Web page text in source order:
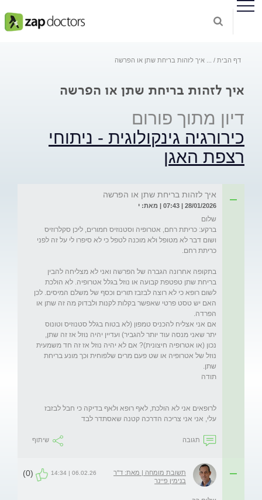
דף הבית איך לזהות בריחת שתן או הפרשה
איך לזהות בריחת שתן או הפרשה
דיון מתוך פורום
כירורגיה גינקולוגית - ניתוחי
רצפת האגן
איך לזהות בריחת שתן או הפרשה
28/01/2026 | 07:43 | מאת: י
ברקע: כריתת רחם, אטרופיה וסטנוזיס חמורים, ליכן סקלרוזיס
ושום דבר לא מטופל ולא מוכנה לטפל כי לא סיפרו לי על זה לפני
בתקופה אחרונה הגברה של הפרשה ואני לא מצליחה להבין
בריחת שתן טפטפת קבועה או נוזל בגלל אטרופיה. לא הולכת
לשום רופא כי לא רוצה לבזבז תורים וכסף של משלם המיסים. לכן
האם יש טסט פרטי שאפשר בקלות לקנות ולבדוק מה זה שתן או
אם אני אצליח להכניס טמפון (לא בטוח בגלל סטנוזיס וטונוס
יתר שאני מנסה עוד יותר להגביר) ועדיין יהיה נוזל אז זה שתן,
נכון (או אטרופיה חיצונית)? אם לא יהיה נוזל אז זה חד משמעית
נוזל של אטרופיה או שט פעם מרים שלפוחית וכך מונע בריחת
לרופאים אני לא הולכת, לאף רופא ולאף בדיקה כי חבל לבזבז
עלי, אני אני צריכה הדרכה קטנה שאסתדר לבד
תגובה שיתוף
תשובת מומחה | מאת: ד"ר
בנימין פיינר
06.02.26 | 14:34
(0)